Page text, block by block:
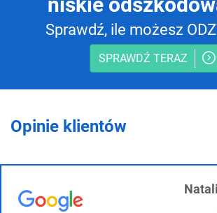
Sprawdź, ile możesz
SPRAWDŹ TERAZ
Opinie klientów